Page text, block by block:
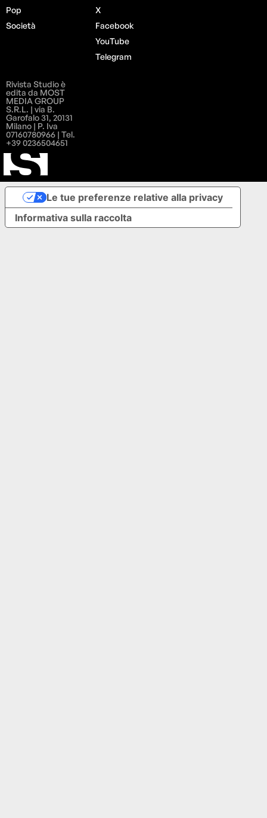
Pop
Società
X
Facebook
YouTube
Telegram
Rivista Studio è
edita da MOST
MEDIA GROUP
S.R.L. | via B.
Garofalo 31, 20131
Milano | P. Iva
07160780966 | Tel.
+39 0236504651
Informativa sulla raccolta
Le tue preferenze relative alla privacy